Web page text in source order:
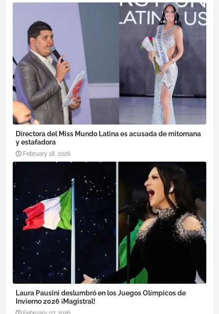
Directora del Miss Mundo Latina es acusada de mitomana
y estafadora
February 18, 2026
Laura Pausini deslumbró en los Juegos Olímpicos de
Invierno 2026 ¡Magistral!